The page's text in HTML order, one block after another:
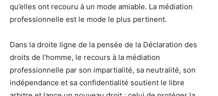
qu’elles ont recouru à un mode amiable. La médiation
professionnelle est le mode le plus pertinent.
Dans la droite ligne de la pensée de la Déclaration des
droits de l’homme, le recours à la médiation
professionnelle par son impartialité, sa neutralité, son
indépendance et sa confidentialité soutient le libre